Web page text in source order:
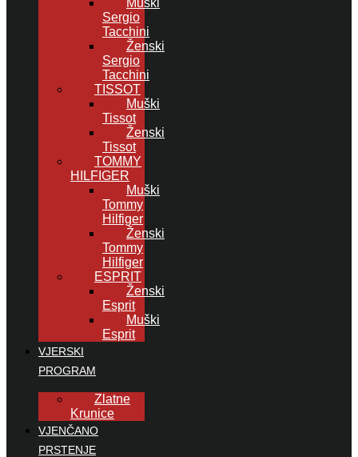
Muški
Sergio
Tacchini
Ženski
Sergio
Tacchini
TISSOT
Muški
Tissot
Ženski
Tissot
TOMMY
HILFIGER
Muški
Tommy
Hilfiger
Ženski
Tommy
Hilfiger
ESPRIT
Ženski
Esprit
Muški
Esprit
VJERSKI
PROGRAM
Zlatne
Krunice
VJENČANO
PRSTENJE